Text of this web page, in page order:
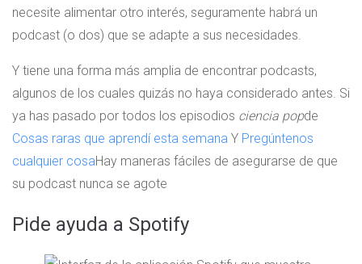
necesite alimentar otro interés, seguramente habrá un
podcast (o dos) que se adapte a sus necesidades.
Y tiene una forma más amplia de encontrar podcasts,
algunos de los cuales quizás no haya considerado antes. Si
ya has pasado por todos los episodios ciencia popde
Cosas raras que aprendí esta semana Y Pregúntenos
cualquier cosaHay maneras fáciles de asegurarse de que
su podcast nunca se agote
Pide ayuda a Spotify